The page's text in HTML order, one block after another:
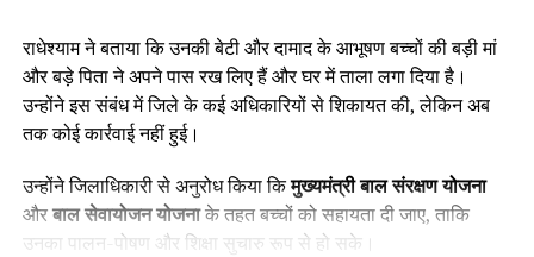
राधेश्याम ने बताया कि उनकी बेटी और दामाद के आभूषण बच्चों की बड़ी मां
और बड़े पिता ने अपने पास रख लिए हैं और घर में ताला लगा दिया है।
उन्होंने इस संबंध में जिले के कई अधिकारियों से शिकायत की, लेकिन अब
तक कोई कार्रवाई नहीं हुई।
उन्होंने जिलाधिकारी से अनुरोध किया किमुख्यमंत्री बाल संरक्षण योजना
औरबाल सेवायोजन योजनाके तहत बच्चों को सहायता दी जाए, ताकि
उनका पालन-पोषण और शिक्षा सुचारु रूप से हो सके।